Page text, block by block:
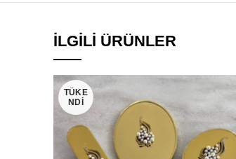
İLGILI ÜRÜNLER
TÜKE
NDI